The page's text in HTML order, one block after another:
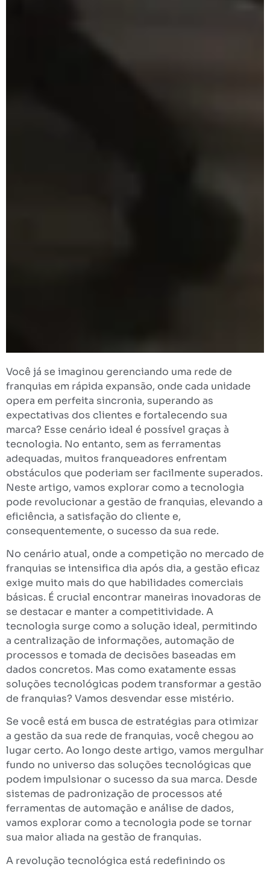
Você já se imaginou gerenciando uma rede de
franquias em rápida expansão, onde cada unidade
opera em perfeita sincronia, superando as
expectativas dos clientes e fortalecendo sua
marca? Esse cenário ideal é possível graças à
tecnologia. No entanto, sem as ferramentas
adequadas, muitos franqueadores enfrentam
obstáculos que poderiam ser facilmente superados.
Neste artigo, vamos explorar como a tecnologia
pode revolucionar a gestão de franquias, elevando a
eficiência, a satisfação do cliente e,
consequentemente, o sucesso da sua rede.
No cenário atual, onde a competição no mercado de
franquias se intensifica dia após dia, a gestão eficaz
exige muito mais do que habilidades comerciais
básicas. É crucial encontrar maneiras inovadoras de
se destacar e manter a competitividade. A
tecnologia surge como a solução ideal, permitindo
a centralização de informações, automação de
processos e tomada de decisões baseadas em
dados concretos. Mas como exatamente essas
soluções tecnológicas podem transformar a gestão
de franquias? Vamos desvendar esse mistério.
Se você está em busca de estratégias para otimizar
a gestão da sua rede de franquias, você chegou ao
lugar certo. Ao longo deste artigo, vamos mergulhar
fundo no universo das soluções tecnológicas que
podem impulsionar o sucesso da sua marca. Desde
sistemas de padronização de processos até
ferramentas de automação e análise de dados,
vamos explorar como a tecnologia pode se tornar
sua maior aliada na gestão de franquias.
A revolução tecnológica está redefinindo os